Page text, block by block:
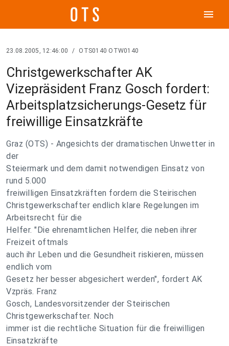
menu
23.08.2005, 12:46:00 / OTS0140 OTW0140
Christgewerkschafter AK
Vizepräsident Franz Gosch fordert:
Arbeitsplatzsicherungs-Gesetz für
freiwillige Einsatzkräfte
Graz (OTS) - Angesichts der dramatischen Unwetter in
der
Steiermark und dem damit notwendigen Einsatz von
rund 5.000
freiwilligen Einsatzkräften fordern die Steirischen
Christgewerkschafter endlich klare Regelungen im
Arbeitsrecht für die
Helfer. "Die ehrenamtlichen Helfer, die neben ihrer
Freizeit oftmals
auch ihr Leben und die Gesundheit riskieren, müssen
endlich vom
Gesetz her besser abgesichert werden", fordert AK
Vzpräs. Franz
Gosch, Landesvorsitzender der Steirischen
Christgewerkschafter. Noch
immer ist die rechtliche Situation für die freiwilligen
Einsatzkräfte